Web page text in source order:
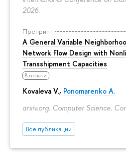
2026.
Препринт
A General Variable
Network Flow Design with
Transshipment Capacities
В печати
Kovaleva V., Ponomarenko A.
arxiv.org. Computer Science.
Все публикации